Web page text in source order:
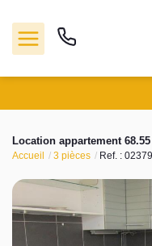
Vente
Location
Biens vendus
Location appartement
Accueil 3 pièces Ref. : 02379